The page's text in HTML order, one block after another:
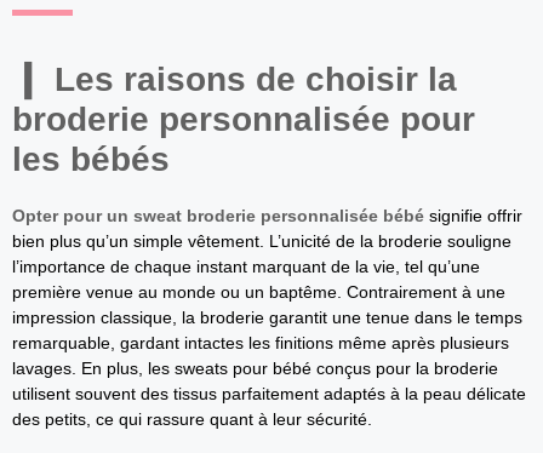
Les raisons de choisir la
broderie personnalisée pour
les bébés
Opter pour un sweat broderie personnalisée bébé signifie offrir
bien plus qu’un simple vêtement. L’unicité de la broderie souligne
l’importance de chaque instant marquant de la vie, tel qu’une
première venue au monde ou un baptême. Contrairement à une
impression classique, la broderie garantit une tenue dans le temps
remarquable, gardant intactes les finitions même après plusieurs
lavages. En plus, les sweats pour bébé conçus pour la broderie
utilisent souvent des tissus parfaitement adaptés à la peau délicate
des petits, ce qui rassure quant à leur sécurité.